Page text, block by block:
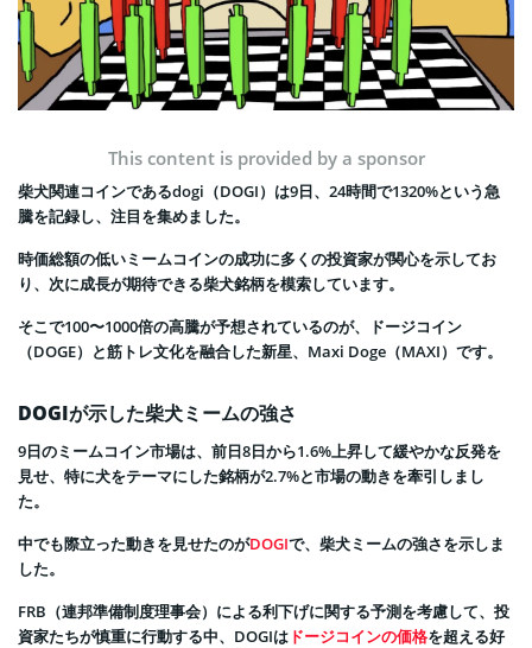
This content is provided by a sponsor
柴犬関連コインであるdogi（DOGI）は9日、24時間で1320%という急
騰を記録し、注目を集めました。
時価総額の低いミームコインの成功に多くの投資家が関心を示してお
り、次に成長が期待できる柴犬銘柄を模索しています。
そこで100〜1000倍の高騰が予想されているのが、ドージコイン
（DOGE）と筋トレ文化を融合した新星、Maxi Doge（MAXI）です。
DOGIが示した柴犬ミームの強さ
9日のミームコイン市場は、前日8日から1.6%上昇して緩やかな反発を
見せ、特に犬をテーマにした銘柄が2.7%と市場の動きを牽引しまし
た。
中でも際立った動きを見せたのがDOGIで、柴犬ミームの強さを示しま
した。
FRB（連邦準備制度理事会）による利下げに関する予測を考慮して、投
資家たちが慎重に行動する中、DOGIは ドージコインの価格を超える好